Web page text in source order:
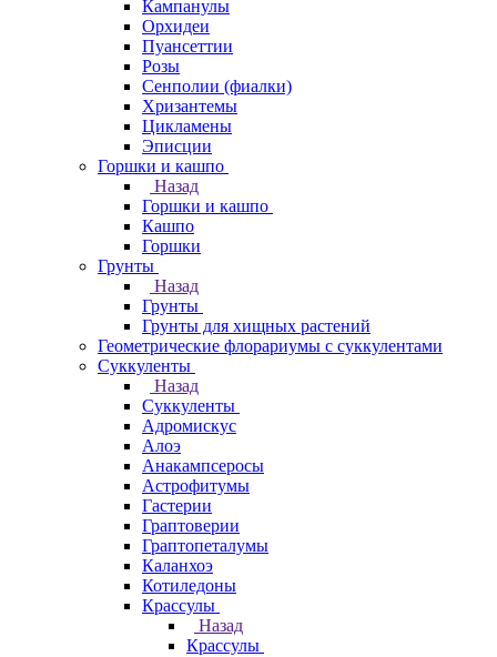
Кампанулы
Орхидеи
Пуансеттии
Розы
Сенполии (фиалки)
Хризантемы
Цикламены
Эписции
Горшки и кашпо
Назад
Горшки и кашпо
Кашпо
Горшки
Грунты
Назад
Грунты
Грунты для хищных растений
Геометрические флорариумы с суккулентами
Суккуленты
Назад
Суккуленты
Адромискус
Алоэ
Анакампсеросы
Астрофитумы
Гастерии
Граптоверии
Граптопеталумы
Каланхоэ
Котиледоны
Крассулы
Назад
Крассулы